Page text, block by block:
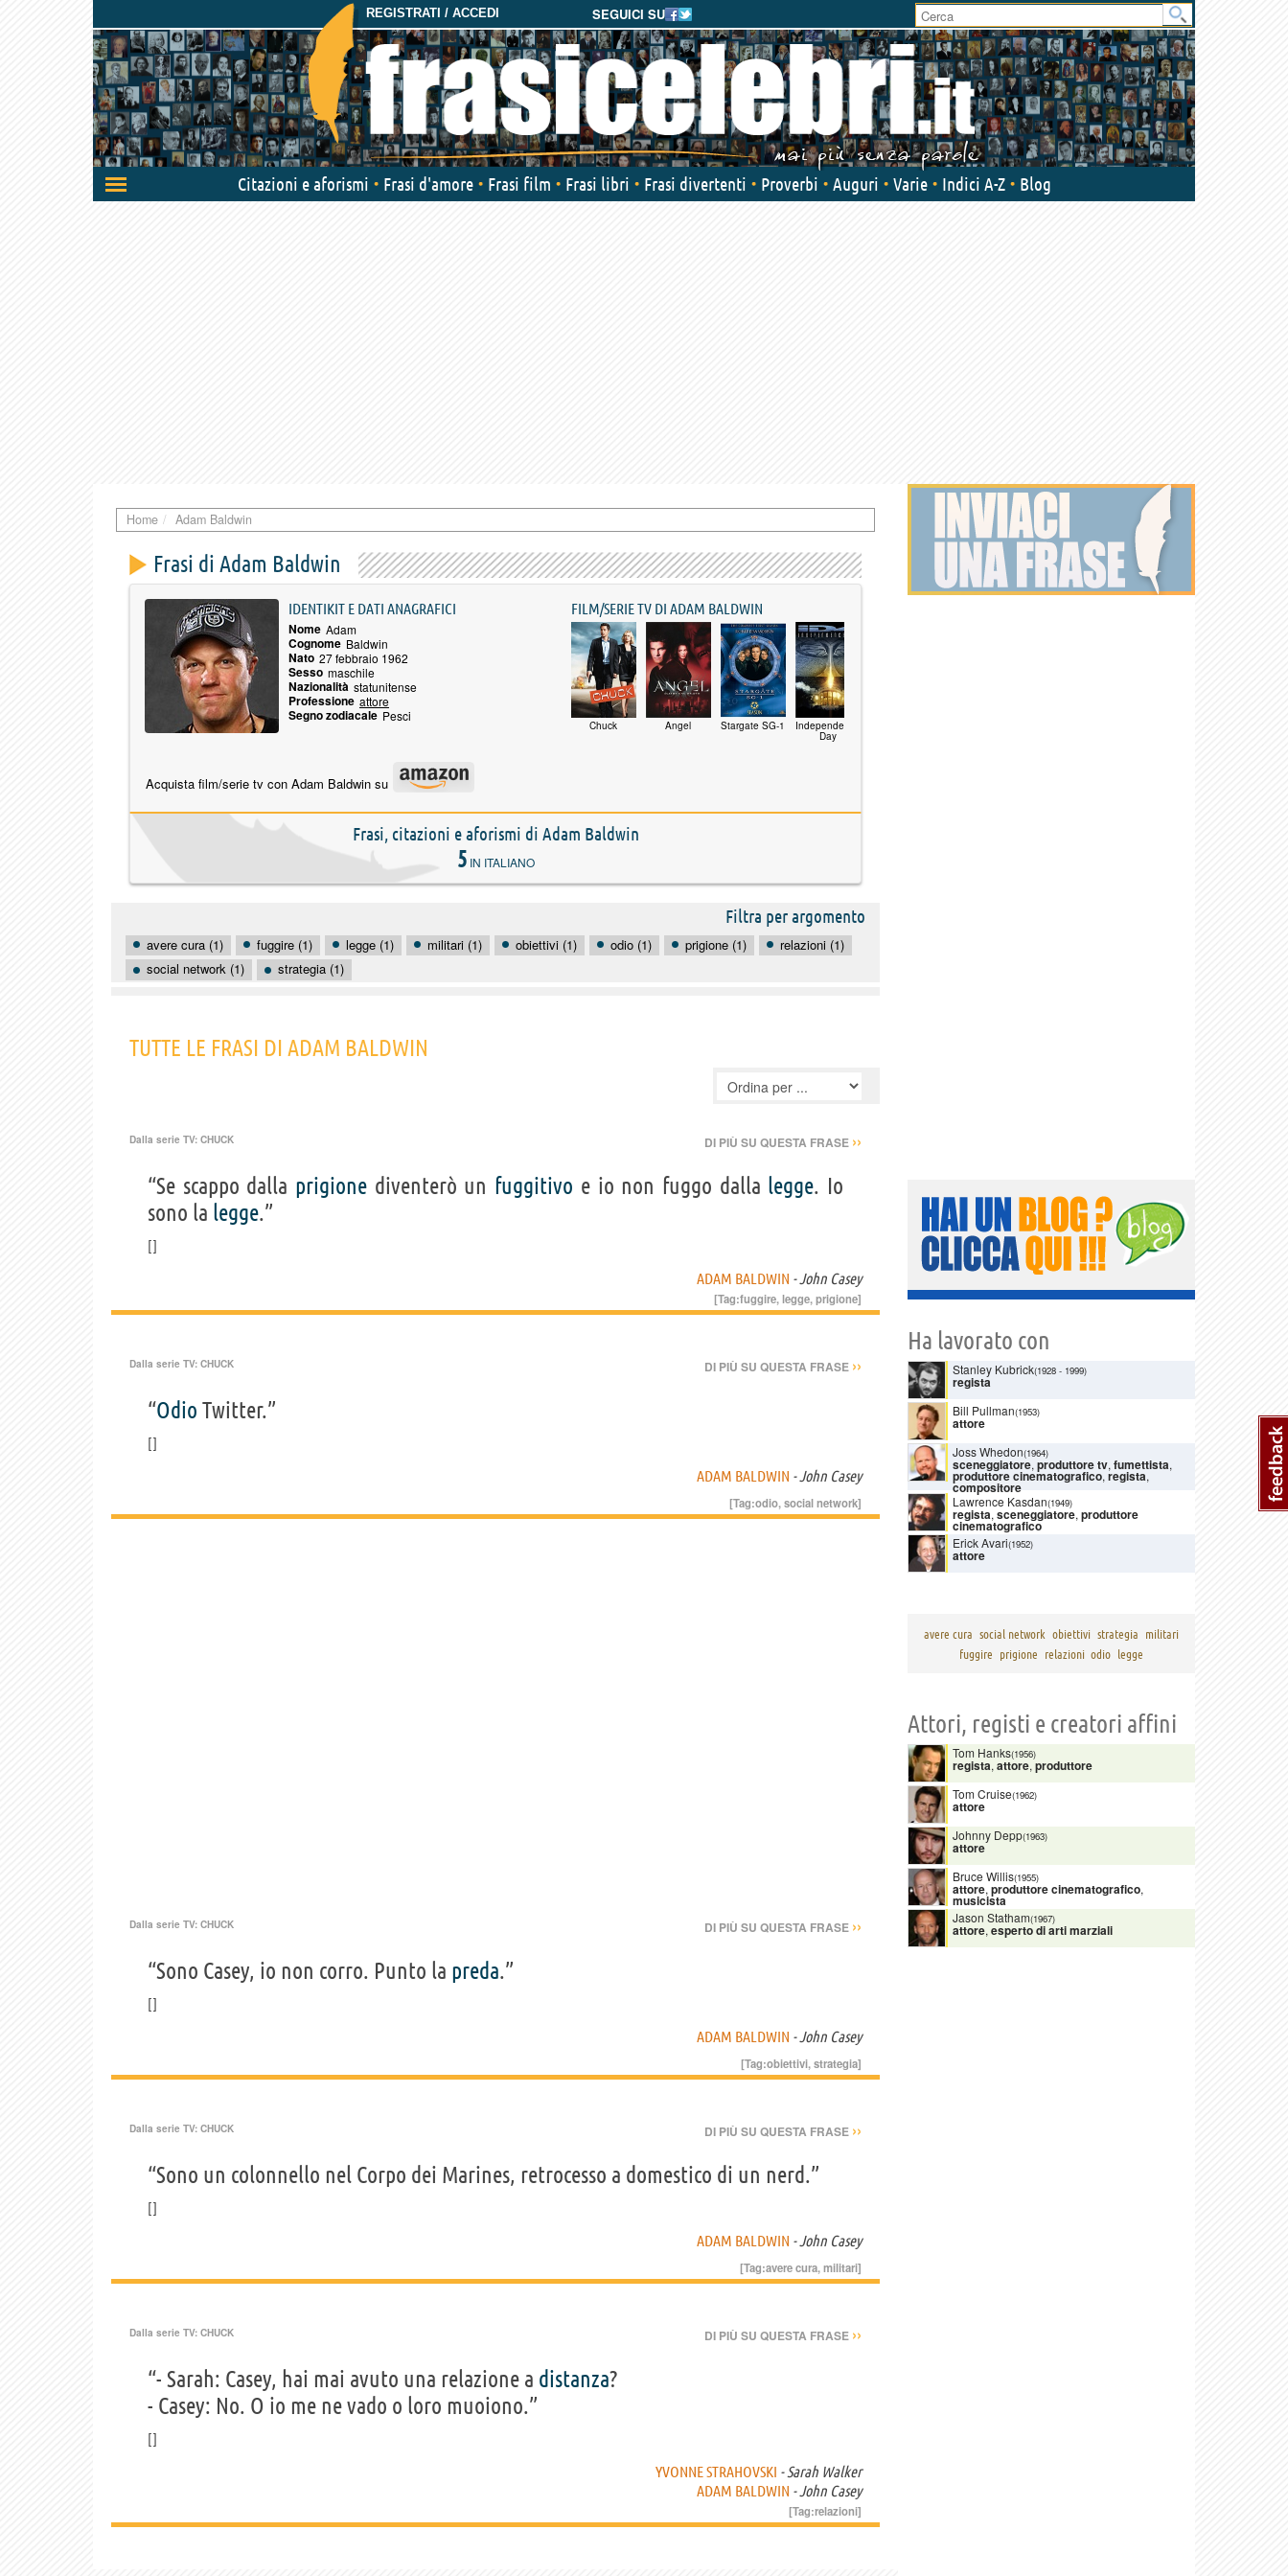
SEGUICI SU
REGISTRATI / ACCEDI
Attiva/disattiva
navigazione
User
area
Citazioni e aforismi Frasi d'amore Frasi film Frasi libri Frasi divertenti Proverbi Auguri Varie Indici A-Z Blog
Home Adam Baldwin
Frasi di Adam Baldwin
IDENTIKIT E DATI ANAGRAFICI
Nome Adam
Cognome Baldwin
Nato 27 febbraio 1962
Sesso maschile
Nazionalità statunitense
Professione attore
Segno zodiacale Pesci
FILM/SERIE TV DI ADAM BALDWIN
Chuck Angel Stargate SG-1 Independence
Day
Acquista film/serie tv con Adam Baldwin su
Frasi, citazioni e aforismi di Adam Baldwin
5IN ITALIANO
Filtra per argomento
avere cura (1) fuggire (1) legge (1) militari (1) obiettivi (1) odio (1) prigione (1)
relazioni (1)
social network (1)
strategia (1)
TUTTE LE FRASI DI ADAM BALDWIN
Dalla serie TV: CHUCK DI PIÙ SU QUESTA FRASE ››
“Se scappo dalla prigione diventerò un fuggitivo e io non fuggo dalla legge. Io
sono la legge.”
ADAM BALDWIN - John Casey
[Tag:fuggire,legge,prigione]
Dalla serie TV: CHUCK DI PIÙ SU QUESTA FRASE ››
“Odio Twitter.”
ADAM BALDWIN - John Casey
[Tag:odio,social network]
Dalla serie TV: CHUCK DI PIÙ SU QUESTA FRASE ››
“Sono Casey, io non corro. Punto la preda.”
ADAM BALDWIN - John Casey
[Tag:obiettivi,strategia]
Dalla serie TV: CHUCK DI PIÙ SU QUESTA FRASE ››
“Sono un colonnello nel Corpo dei Marines, retrocesso a domestico di un nerd.”
ADAM BALDWIN - John Casey
[Tag:avere cura,militari]
Dalla serie TV: CHUCK DI PIÙ SU QUESTA FRASE ››
“- Sarah: Casey, hai mai avuto una relazione a distanza?
- Casey: No. O io me ne vado o loro muoiono.”
YVONNE STRAHOVSKI - Sarah Walker
ADAM BALDWIN - John Casey
[Tag:relazioni]
Ha lavorato con
Stanley Kubrick(1928 - 1999)
regista
Bill Pullman(1953)
attore
Joss Whedon(1964)
sceneggiatore, produttore tv, fumettista,
produttore cinematografico, regista,
compositore
Lawrence Kasdan(1949)
regista, sceneggiatore, produttore
cinematografico
Erick Avari(1952)
attore
avere cura social network obiettivi strategia
militari
fuggire
prigione relazioni odio legge
Attori, registi e creatori affini
Tom Hanks(1956)
regista, attore,produttore
Tom Cruise(1962)
attore
Johnny Depp(1963)
attore
Bruce Willis(1955)
attore, produttore cinematografico,
musicista
Jason Statham(1967)
attore, esperto di arti marziali